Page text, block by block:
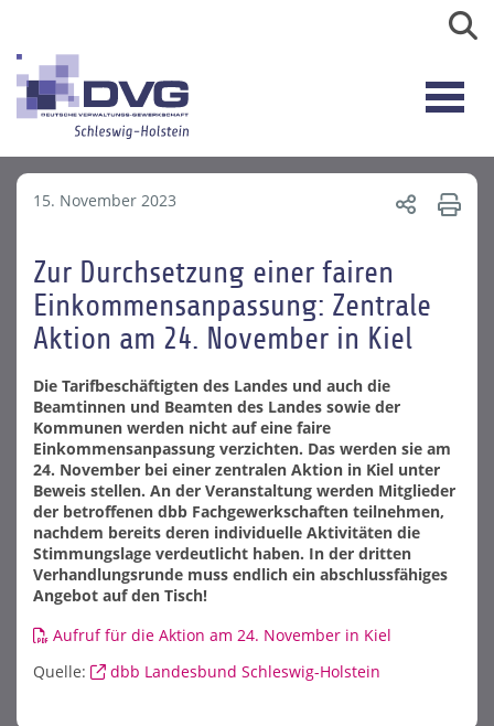
15. November 2023
Zur Durchsetzung einer fairen
Einkommensanpassung: Zentrale
Aktion am 24. November in Kiel
Die Tarifbeschäftigten des Landes und auch die
Beamtinnen und Beamten des Landes sowie der
Kommunen werden nicht auf eine faire
Einkommensanpassung verzichten. Das werden sie am
24. November bei einer zentralen Aktion in Kiel unter
Beweis stellen. An der Veranstaltung werden Mitglieder
der betroffenen dbb Fachgewerkschaften teilnehmen,
nachdem bereits deren individuelle Aktivitäten die
Stimmungslage verdeutlicht haben. In der dritten
Verhandlungsrunde muss endlich ein abschlussfähiges
Angebot auf den Tisch!
Aufruf für die Aktion am 24. November in Kiel
Quelle:
dbb Landesbund Schleswig-Holstein